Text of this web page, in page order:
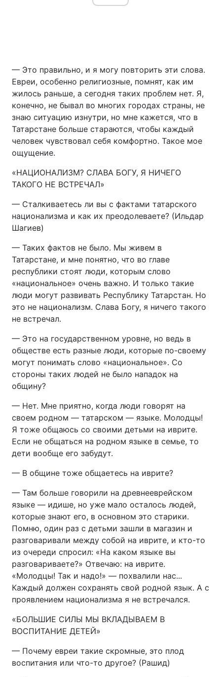
— Это правильно, и я могу повторить эти слова.
Евреи, особенно религиозные, помнят, как им
жилось раньше, а сегодня таких проблем нет. Я,
конечно, не бывал во многих городах страны, не
знаю ситуацию изнутри, но мне кажется, что в
Татарстане больше стараются, чтобы каждый
человек чувствовал себя комфортно. Такое мое
ощущение.
«НАЦИОНАЛИЗМ? СЛАВА БОГУ, Я НИЧЕГО
ТАКОГО НЕ ВСТРЕЧАЛ»
— Сталкиваетесь ли вы с фактами татарского
национализма и как их преодолеваете? (Ильдар
Шагиев)
— Таких фактов не было. Мы живем в
Татарстане, и мне понятно, что во главе
республики стоят люди, которым слово
«национальное» очень важно. И только такие
люди могут развивать Республику Татарстан. Но
это не национализм. Слава Богу, я ничего такого
не встречал.
— Это на государственном уровне, но ведь в
обществе есть разные люди, которые по-своему
могут понимать слово «национальное». Со
стороны таких людей не было нападок на
общину?
— Нет. Мне приятно, когда люди говорят на
своем родном — татарском — языке. Молодцы!
Я тоже общаюсь со своими детьми на иврите.
Если не общаться на родном языке в семье, то
дети вообще его забудут.
— В общине тоже общаетесь на иврите?
— Там больше говорили на древнееврейском
языке — идише, но уже мало осталось людей,
которые знают его, в основном это старики.
Помню, один раз с детьми зашли в магазин и
разговаривали между собой на иврите, и кто-то
из очереди спросил: «На каком языке вы
разговариваете?» Отвечаю: на иврите.
«Молодцы! Так и надо!» — похвалили нас...
Каждый должен сохранять свой родной язык. А с
проявлением национализма я не встречался.
«БОЛЬШИЕ СИЛЫ МЫ ВКЛАДЫВАЕМ В
ВОСПИТАНИЕ ДЕТЕЙ»
— Почему евреи такие скромные, это плод
воспитания или что-то другое? (Рашид)